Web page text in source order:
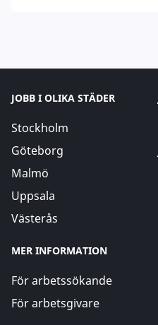
JOBB I OLIKA STÄDER
Stockholm
Göteborg
Malmö
Uppsala
Västerås
MER INFORMATION
För arbetssökande
För arbetsgivare